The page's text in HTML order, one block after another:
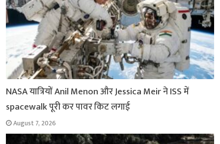
NASA यात्रियों Anil Menon और Jessica Meir ने ISS में
spacewalk पूरी कर पावर किट लगाई
August 7, 2026